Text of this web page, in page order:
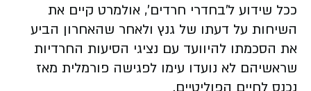
ככל שידוע ל'בחדרי חרדים', אולמרט קיים את
השיחות על דעתו של גנץ ולאחר שהאחרון הביע
את הסכמתו להיוועד עם נציגי הסיעות החרדיות
שראשיהם לא נועדו עימו לפגישה פורמלית מאז
נכנס לחיים הפוליטיים.